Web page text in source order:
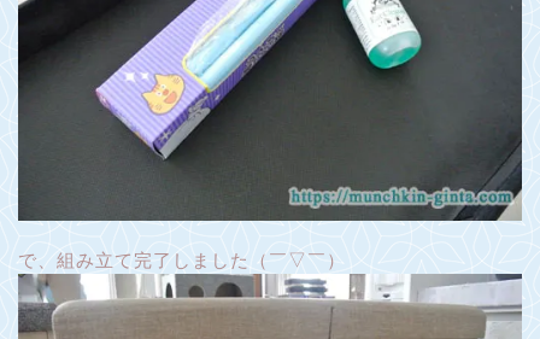
で、組み立て完了しました（￣▽￣）ゞ